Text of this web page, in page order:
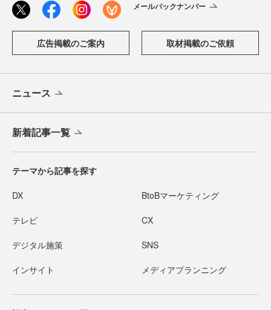
メールバックナンバー
広告掲載のご案内 取材掲載のご依頼
ニュース
新着記事一覧
テーマから記事を探す
DX BtoBマーケティング
テレビ CX
デジタル施策 SNS
インサイト メディアプランニング